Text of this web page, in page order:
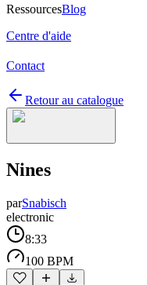
RessourcesBlog
Centre d'aide
Contact
Retour au catalogue
Nines
parSnabisch
electronic
8:33
100 BPM